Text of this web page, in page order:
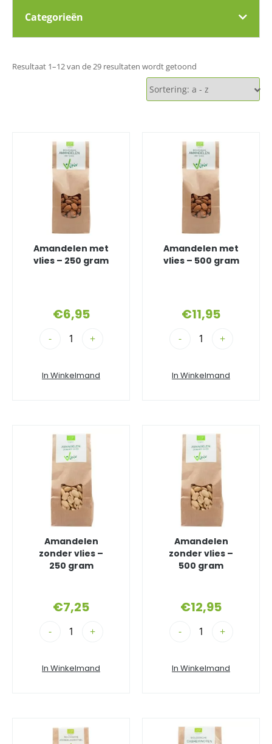
Categorieën
Resultaat 1–12 van de 29 resultaten wordt getoond
Amandelen met
vlies – 250 gram
€6,95
- +
In Winkelmand
Amandelen met
vlies – 500 gram
€11,95
- +
In Winkelmand
Amandelen
zonder vlies –
250 gram
€7,25
- +
In Winkelmand
Amandelen
zonder vlies –
500 gram
€12,95
- +
In Winkelmand